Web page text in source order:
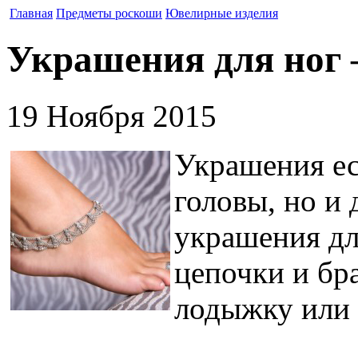
Главная Предметы роскоши Ювелирные изделия
Украшения для ног
19 Ноября 2015
Украшения
головы, но и
украшения
цепочки и
лодыжку или